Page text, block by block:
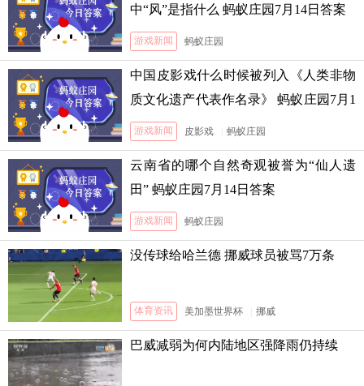
中“风”是指什么 蚂蚁庄园7月14日答案
游戏新闻 蚂蚁庄园
中国皮影戏什么时候被列入《人类非物
质文化遗产代表作名录》 蚂蚁庄园7月1
3日答案
游戏新闻 皮影戏 蚂蚁庄园
云南省的哪个自然奇观被誉为“仙人遗
田” 蚂蚁庄园7月14日答案
游戏新闻 蚂蚁庄园
没传球给哈兰德 挪威球员被骂7万条
体育资讯 美加墨世界杯 挪威
巴威减弱为何内陆地区强降雨仍持续